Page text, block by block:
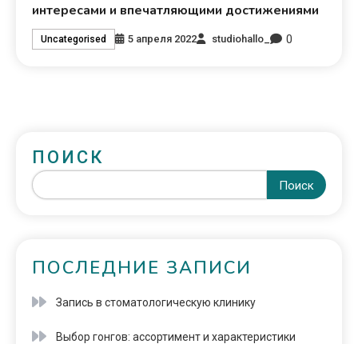
интересами и впечатляющими достижениями
Uncategorised 5 апреля 2022 studiohallo_ 0
ПОИСК
Поиск
ПОСЛЕДНИЕ ЗАПИСИ
Запись в стоматологическую клинику
Выбор гонгов: ассортимент и характеристики